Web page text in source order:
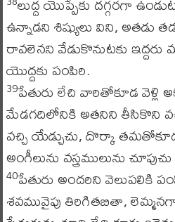
ఉన్నాడని శిష్యులు విని, అతడు
రావలెనని వేడుకొనుటకు ఇద్దరు
యొద్దకు పంపిరి.
39పేతురు లేచి వారితోకూడ వెళ్లి
మేడగదిలోనికి అతనిని తీసికొని
వచ్చి యేడ్చుచు, దొర్కా తమతోకూడ
అంగీలును వస్త్రములును
40పేతురు అందరిని వెలుపలికి
శవమువైపు తిరిగితబితా,